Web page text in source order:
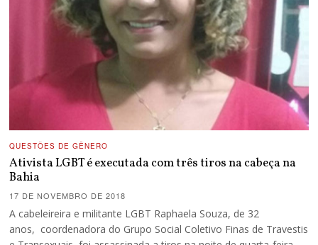
QUESTÕES DE GÊNERO
Ativista LGBT é executada com três tiros na cabeça na
Bahia
17 DE NOVEMBRO DE 2018
A cabeleireira e militante LGBT Raphaela Souza, de 32
anos, coordenadora do Grupo Social Coletivo Finas de Travestis